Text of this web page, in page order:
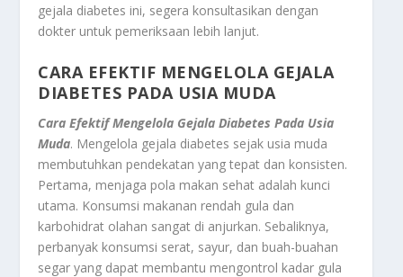
gejala diabetes ini, segera konsultasikan dengan
dokter untuk pemeriksaan lebih lanjut.
CARA EFEKTIF MENGELOLA GEJALA
DIABETES PADA USIA MUDA
Cara Efektif Mengelola Gejala Diabetes Pada Usia
Muda. Mengelola gejala diabetes sejak usia muda
membutuhkan pendekatan yang tepat dan konsisten.
Pertama, menjaga pola makan sehat adalah kunci
utama. Konsumsi makanan rendah gula dan
karbohidrat olahan sangat di anjurkan. Sebaliknya,
perbanyak konsumsi serat, sayur, dan buah-buahan
segar yang dapat membantu mengontrol kadar gula